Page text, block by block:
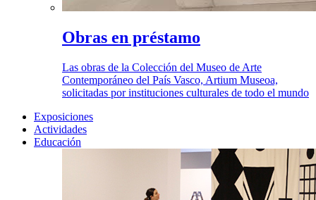
Obras en préstamo
Las obras de la Colección del Museo de Arte
Contemporáneo del País Vasco, Artium Museoa,
solicitadas por instituciones culturales de todo el mundo
Exposiciones
Actividades
Educación